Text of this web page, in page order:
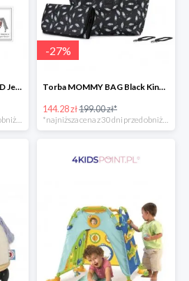
BabyBjorn Leżaczek Bliss 3D Jersey
-27%
Torba MOMMY BAG Black Kinderkraft
144.28 zł199.00 zł*